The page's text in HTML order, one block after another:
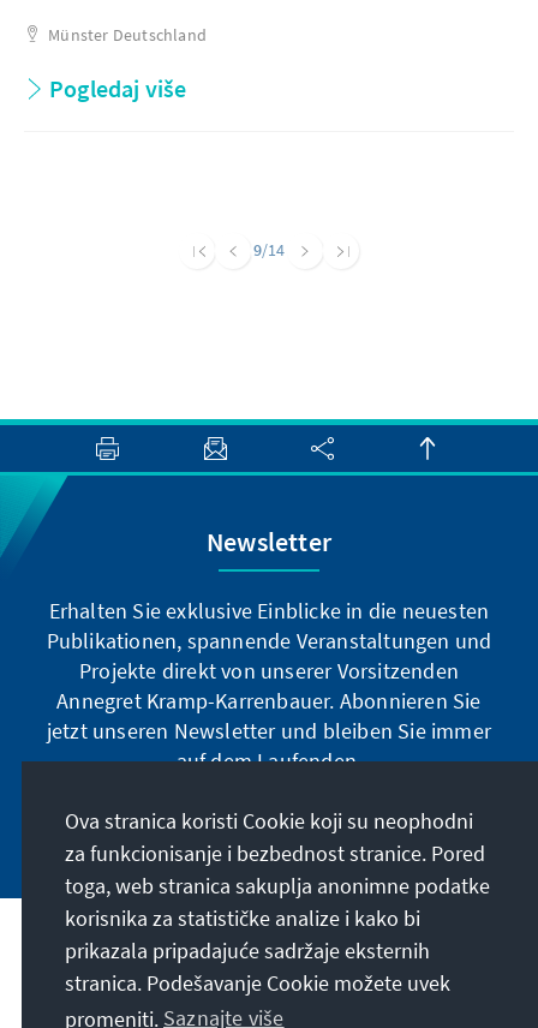
Münster Deutschland
Pogledaj više
9/14
Newsletter
Erhalten Sie exklusive Einblicke in die neuesten
Publikationen, spannende Veranstaltungen und
Projekte direkt von unserer Vorsitzenden
Annegret Kramp-Karrenbauer. Abonnieren Sie
jetzt unseren Newsletter und bleiben Sie immer
auf dem Laufenden.
Jetzt abonnieren
Naša misija
Kontakt
Ova stranica koristi Cookie koji su neophodni
za funkcionisanje i bezbednost stranice. Pored
toga, web stranica sakuplja anonimne podatke
korisnika za statističke analize i kako bi
prikazala pripadajuće sadržaje eksternih
stranica. Podešavanje Cookie možete uvek
promeniti. Saznajte više